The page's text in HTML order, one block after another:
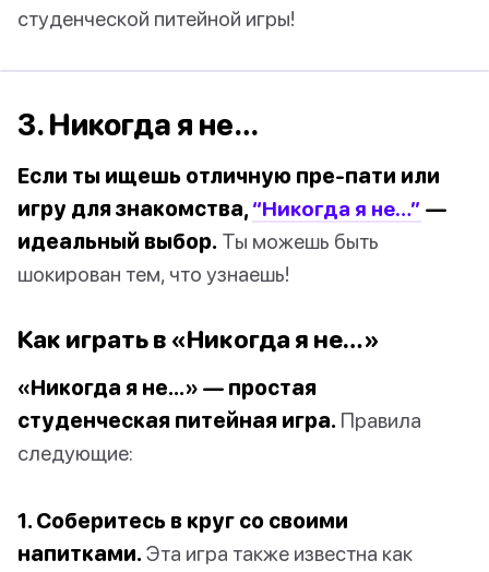
студенческой питейной игры!
3. Никогда я не…
Если ты ищешь отличную пре-пати или
игру для знакомства, “Никогда я не…” —
идеальный выбор. Ты можешь быть
шокирован тем, что узнаешь!
Как играть в «Никогда я не…»
«Никогда я не…» — простая
студенческая питейная игра. Правила
следующие:
1. Соберитесь в круг со своими
напитками. Эта игра также известна как